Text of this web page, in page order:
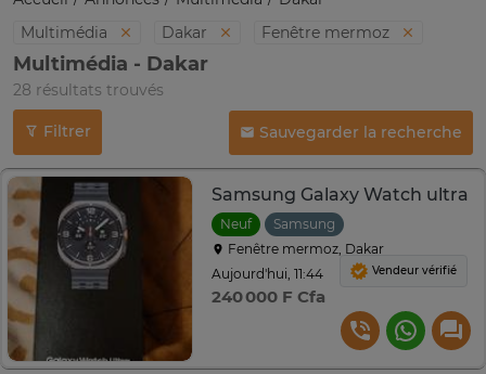
Multimédia
Dakar Fenêtre mermoz
Multimédia - Dakar
28 résultats trouvés
Filtrer Sauvegarder la recherche
Samsung Galaxy Watch ultra
Neuf
Samsung
Fenêtre mermoz, Dakar
Aujourd'hui, 11:44
240 000 F Cfa
Vendeur vérifié